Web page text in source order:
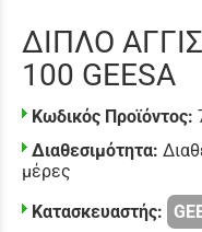
ΔΙΠΛΟ
100 GEESA
Κωδικός Προϊόντος:
Διαθεσιμότητα:
μέρες
Κατασκευαστής: